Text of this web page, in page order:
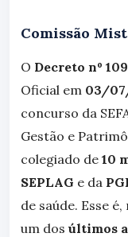
Comissão
O Decreto nº
Oficial em 03/
concurso da
Gestão e
colegiado de 10
SEPLAG e da
de saúde. Esse
um dos últimos